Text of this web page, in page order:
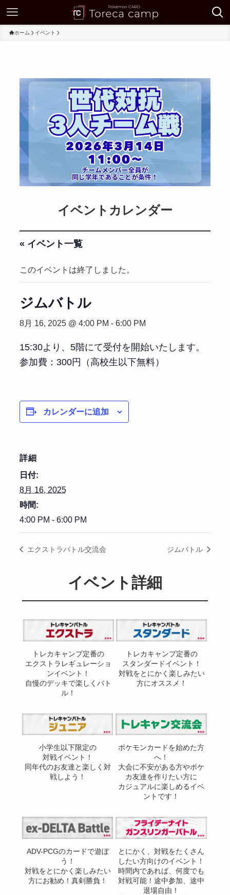
ホーム イベント
イベントカレンダー
« イベント一覧
このイベントは終了しました。
ジムバトル
8月 16, 2025 @ 4:00 PM - 6:00 PM
15:30より、5階にて受付を開始いたします。
参加費：300円（高校生以下無料）
カレンダーに追加
詳細
日付:
8月 16, 2025
時間:
4:00 PM - 6:00 PM
エクストラバトル交流会 ジムバトル
イベント詳細
トレカキャンプ定番の
エクストラレギュレーショ
ンイベント！
自慢のデッキで楽しくバト
ル！
トレカキャンプ定番の
スタンダードイベント！
対戦をとにかく楽しみたい
方にオススメ！
小学生以下限定の
対戦イベント！
同年代のお友達と楽しく対
戦しよう！
ポケモンカードを始めた方
へ！
大会に不安がある方やポケ
カ友達を作りたい方に
カジュアルに楽しめるイベ
ントです！
ADV-PCGのカードで遊ぼ
う！
対戦をとにかく楽しみたい
方にお勧め！真剣勝負！
とにかく、対戦をたくさん
したい方向けのイベント！
時間内であれば、何度でも
対戦可能！途中参加、途中
退場自由！